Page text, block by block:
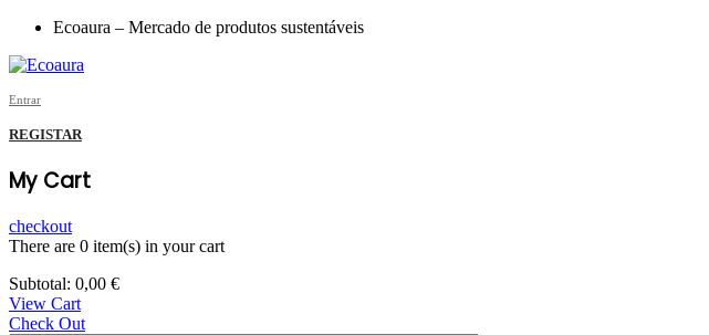
Ecoaura – Mercado de produtos sustentáveis
Entrar
REGISTAR
My Cart
checkout
There are 0 item(s) in your cart
Subtotal: 0,00 €
View Cart
Check Out